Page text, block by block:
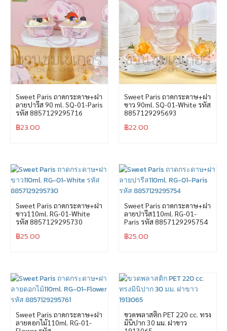
Sweet Paris ถาดกระดาษ+ฝา
ลายปารีส 90 ml. SQ-01-Paris
รหัส 8857129295716
฿23.00
Sweet Paris ถาดกระดาษ+ฝา
ขาว 90ml. SQ-01-White รหัส
8857129295693
฿22.00
Sweet Paris ถาดกระดาษ+ฝา
ขาว110ml. RG-01-White
รหัส 8857129295730
฿25.00
Sweet Paris ถาดกระดาษ+ฝา
ลายปารีส110ml. RG-01-
Paris รหัส 8857129295754
฿25.00
Sweet Paris ถาดกระดาษ+ฝา
ลายดอกไม้110ml. RG-01-
ขวดพลาสติก PET 220 cc. ทรง
มินิปาก 30 มม. ฝาขาว